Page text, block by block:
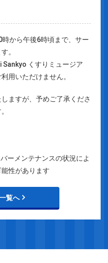
から午後6時頃まで、サー
。
Sankyo くすりミュージア
用いただけません。
ますが、予めご了承くださ
ーメンテナンスの状況によ
性があります
覧へ